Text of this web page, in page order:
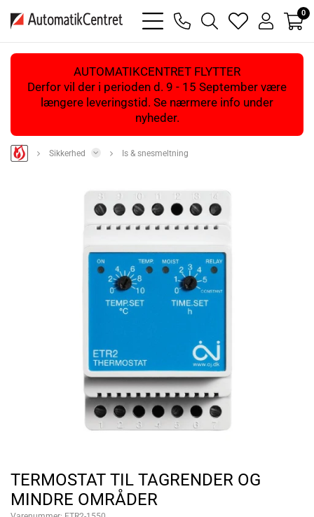
bars
light
phone
magnifying
glass
heart
light
user
light
0
AUTOMATIKCENTRET FLYTTER
Derfor vil der i perioden d. 9 - 15 September være
længere leveringstid. Se nærmere info under
nyheder.
Sikkerhed Is & snesmeltning
TERMOSTAT TIL TAGRENDER OG
MINDRE OMRÅDER